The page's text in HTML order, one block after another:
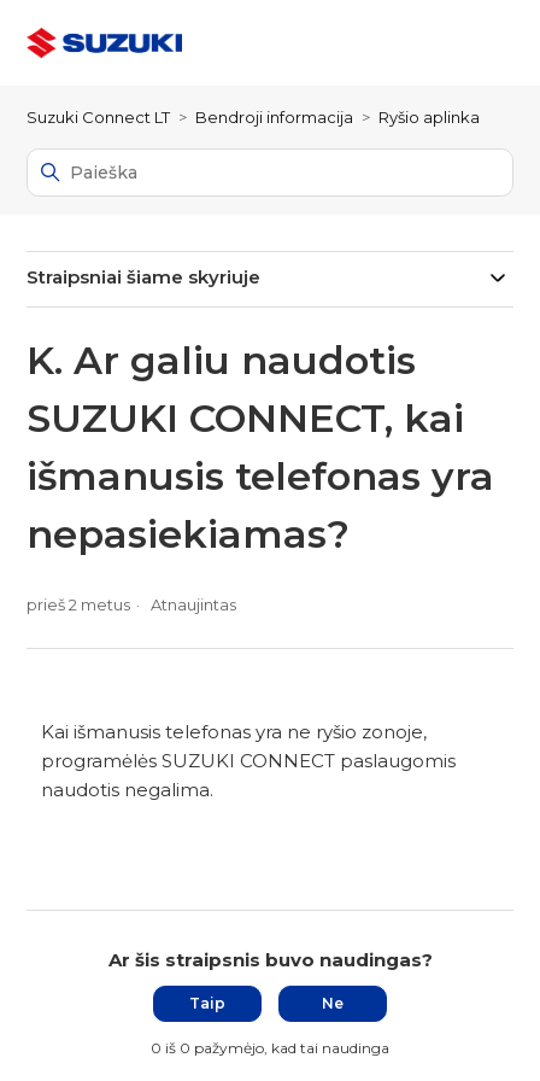
Suzuki Connect LT Bendroji informacija Ryšio aplinka
Straipsniai šiame skyriuje
K. Ar galiu naudotis
SUZUKI CONNECT, kai
išmanusis telefonas yra
nepasiekiamas?
prieš 2 metus Atnaujintas
Kai išmanusis telefonas yra ne ryšio zonoje,
programėlės SUZUKI CONNECT paslaugomis
naudotis negalima.
Ar šis straipsnis buvo naudingas?
Taip Ne
0 iš 0 pažymėjo, kad tai naudinga